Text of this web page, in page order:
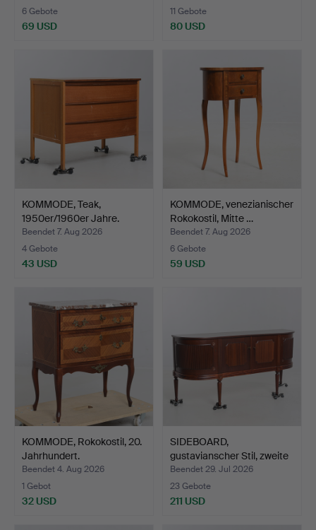
6 Gebote
69 USD
11 Gebote
80 USD
KOMMODE, Teak,
1950er/1960er Jahre.
Beendet 7. Aug 2026
4 Gebote
43 USD
KOMMODE, venezianischer
Rokokostil, Mitte …
Beendet 7. Aug 2026
6 Gebote
59 USD
KOMMODE, Rokokostil, 20.
Jahrhundert.
Beendet 4. Aug 2026
1 Gebot
32 USD
SIDEBOARD,
gustavianscher Stil, zweite
Häl…
Beendet 29. Jul 2026
23 Gebote
211 USD